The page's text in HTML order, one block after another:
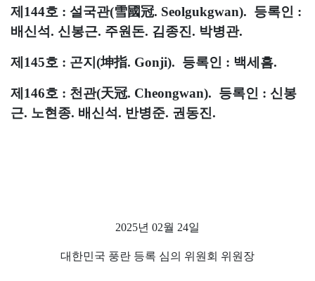
제144호 : 설국관(雪國冠. Seolgukgwan). 등록인 :
배신석. 신봉근. 주원돈. 김종진. 박병관.
제145호 : 곤지(坤指. Gonji). 등록인 : 백세흠.
제146호 : 천관(天冠. Cheongwan). 등록인 : 신봉
근. 노현종. 배신석. 반병준. 권동진.
2025년 02월 24일
대한민국 풍란 등록 심의 위원회 위원장